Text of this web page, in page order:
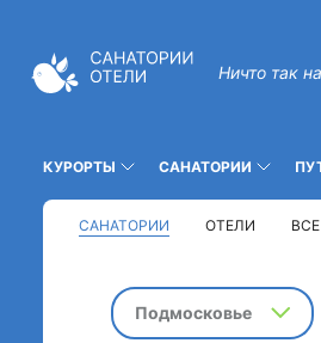
Ничто так
КУРОРТЫ САНАТОРИИ
САНАТОРИИ ОТЕЛИ
Подмосковье